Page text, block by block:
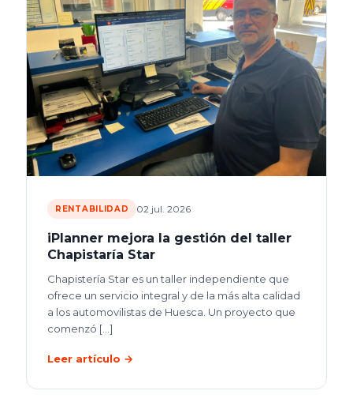
RENTABILIDAD 02 jul. 2026
iPlanner mejora la gestión del taller
Chapistaría Star
Chapistería Star es un taller independiente que
ofrece un servicio integral y de la más alta calidad
a los automovilistas de Huesca. Un proyecto que
comenzó […]
Leer artículo →